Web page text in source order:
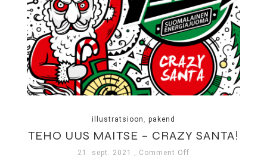
illustratsioon , pakend
TEHO UUS MAITSE – CRAZY SANTA!
21. sept. 2021 , Comment Off